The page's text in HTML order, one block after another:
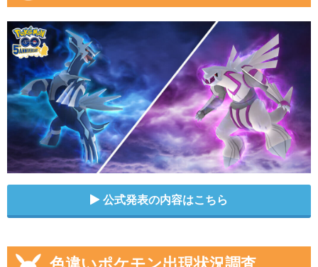
公式発表の内容はこちら